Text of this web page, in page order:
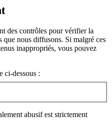
des contrôles pour vérifier la
nous diffusons. Si malgré ces
inappropriés, vous pouvez
ci-dessous :
abusif est strictement